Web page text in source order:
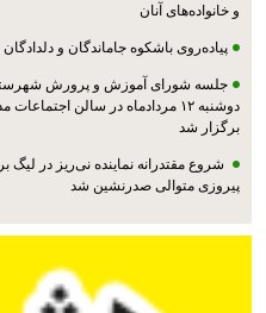
و خانواده‌های آنان
پیاده‌روی باشکوه جاماندگان و
جلسه شورای آموزش و پرورش
دوشنبه ۱۲ مردادماه در سالن
برگزار شد
شروع مقتدرانه نماینده نی‌ریز در لیگ
پیروزی متوالی صدرنشین شد